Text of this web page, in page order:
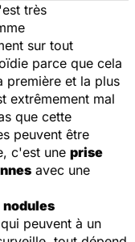
très
sur tout
parce que cela
première et la plus
extrêmement mal
que cette
peuvent être
c'est une prise
avec une
nodules
peuvent à un